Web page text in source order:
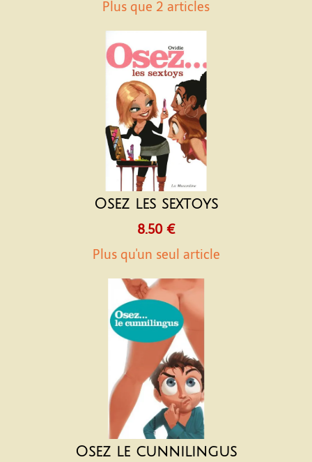
Plus que 2 articles
Osez les sextoys
8.50 €
Plus qu'un seul article
Osez le cunnilingus